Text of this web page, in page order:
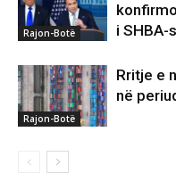
Rajon-Botë
i SHBA-
Rajon-Botë
Rritje e
në